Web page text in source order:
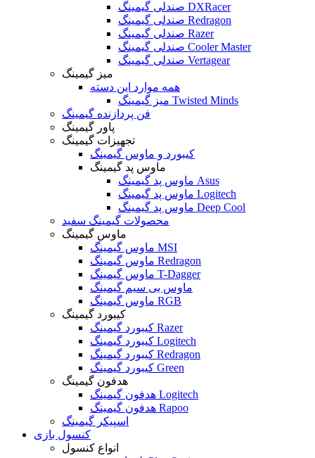
صندلی گیمینگ DXRacer
صندلی گیمینگ Redragon
صندلی گیمینگ Razer
صندلی گیمینگ Cooler Master
صندلی گیمینگ Vertagear
میز گیمینگ
همه موارد این دسته
میز گیمینگ Twisted Minds
فن پردازنده گیمینگ
پاور گیمینگ
تجهیزات گیمینگ
کیبورد و ماوس گیمینگ
ماوس پد گیمینگ
ماوس پد گیمینگ Asus
ماوس پد گیمینگ Logitech
ماوس پد گیمینگ Deep Cool
محصولات گیمینگ سفید
ماوس گیمینگ
ماوس گیمینگ MSI
ماوس گیمینگ Redragon
ماوس گیمینگ T-Dagger
ماوس بی سیم گیمینگ
ماوس گیمینگ RGB
کیبورد گیمینگ
کیبورد گیمینگ Razer
کیبورد گیمینگ Logitech
کیبورد گیمینگ Redragon
کیبورد گیمینگ Green
هدفون گیمینگ
هدفون گیمینگ Logitech
هدفون گیمینگ Rapoo
اسپیکر گیمینگ
کنسول بازی
انواع کنسول